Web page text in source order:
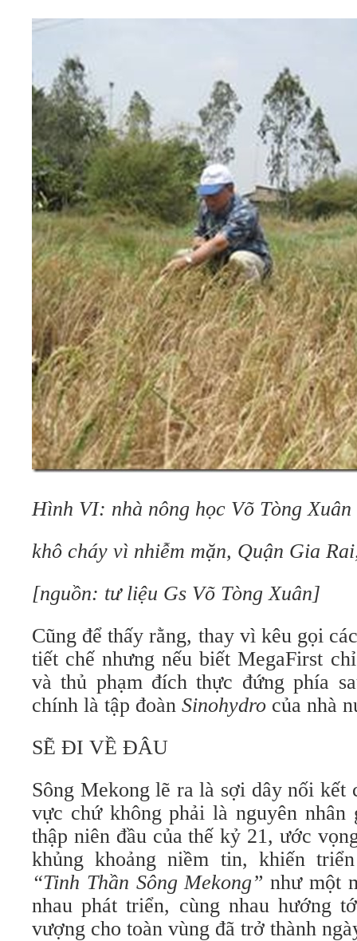
Hình VI: nhà nông học Võ Tòng
khô cháy vì nhiễm mặn, Quận Gia
[nguồn: tư liệu Gs Võ Tòng Xuân]
Cũng để thấy rằng, thay vì kêu gọi
tiết chế nhưng nếu biết MegaFirst
và thủ phạm đích thực đứng phía
chính là tập đoàn Sinohydro của nhà
SẼ ĐI VỀ ĐÂU
Sông Mekong lẽ ra là sợi dây nối kết
vực chứ không phải là nguyên
thập niên đầu của thế kỷ 21, ước
khủng khoảng niềm tin, khiến
“Tinh Thần Sông Mekong” như một
nhau phát triển, cùng nhau hướng
vượng cho toàn vùng đã trở thành